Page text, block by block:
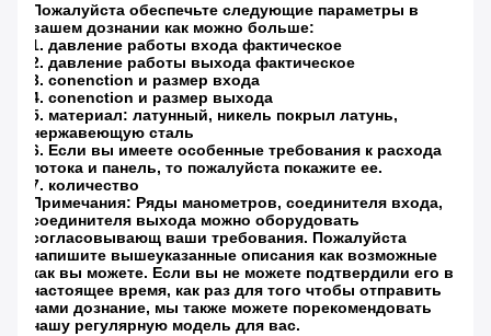
Пожалуйста обеспечьте следующие параметры в
вашем дознании как можно больше:
1. давление работы входа фактическое
2. давление работы выхода фактическое
3. conenction и размер входа
4. conenction и размер выхода
5. материал: латунный, никель покрыл латунь,
нержавеющую сталь
6. Если вы имеете особенные требования к расхода
потока и панель, то пожалуйста покажите ее.
7. количество
Примечания: Ряды манометров, соединителя входа,
соединителя выхода можно оборудовать
согласовывающ ваши требования. Пожалуйста
напишите вышеуказанные описания как возможные
как вы можете. Если вы не можете подтвердили его в
настоящее время, как раз для того чтобы отправить
нами дознание, мы также можете порекомендовать
нашу регулярную модель для вас.